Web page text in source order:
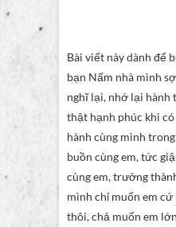
Bài viết này dành để
bạn Nấm nhà mình
nghĩ lại, nhớ lại
thật hạnh phúc khi có
hành cùng mình
buồn cùng em, tức
cùng em, trưởng
mình chỉ muốn em
thôi, chả muốn em